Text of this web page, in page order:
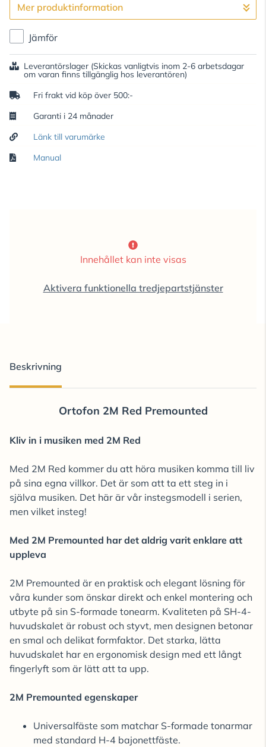
Gå till kassan
Mer produktinformation
Jämför
Leverantörslager (Skickas vanligtvis inom 2-6 arbetsdagar
om varan finns tillgänglig hos leverantören)
Fri frakt vid köp över 500:-
Garanti i 24 månader
Länk till varumärke
Manual
Innehållet kan inte visas
Aktivera funktionella tredjepartstjänster
Beskrivning
Ortofon 2M Red Premounted
Kliv in i musiken med 2M Red
Med 2M Red kommer du att höra musiken komma till liv
på sina egna villkor. Det är som att ta ett steg in i
själva musiken. Det här är vår instegsmodell i serien,
men vilket insteg!
Med 2M Premounted har det aldrig varit enklare att
uppleva
2M Premounted är en praktisk och elegant lösning för
våra kunder som önskar direkt och enkel montering och
utbyte på sin S-formade tonearm. Kvaliteten på SH-4-
huvudskalet är robust och styvt, men designen betonar
en smal och delikat formfaktor. Det starka, lätta
huvudskalet har en ergonomisk design med ett långt
fingerlyft som är lätt att ta upp.
2M Premounted egenskaper
Universalfäste som matchar S-formade tonarmar
med standard H-4 bajonettfäste.